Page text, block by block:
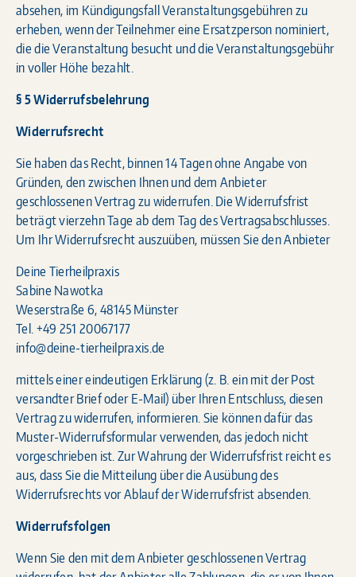
absehen, im Kündigungsfall Veranstaltungsgebühren zu
erheben, wenn der Teilnehmer eine Ersatzperson nominiert,
die die Veranstaltung besucht und die Veranstaltungsgebühr
in voller Höhe bezahlt.
§ 5 Widerrufsbelehrung
Widerrufsrecht
Sie haben das Recht, binnen 14 Tagen ohne Angabe von
Gründen, den zwischen Ihnen und dem Anbieter
geschlossenen Vertrag zu widerrufen. Die Widerrufsfrist
beträgt vierzehn Tage ab dem Tag des Vertragsabschlusses.
Um Ihr Widerrufsrecht auszuüben, müssen Sie den Anbieter
Deine Tierheilpraxis
Sabine Nawotka
Weserstraße 6, 48145 Münster
Tel. +49 251 20067177
info@deine-tierheilpraxis.de
mittels einer eindeutigen Erklärung (z. B. ein mit der Post
versandter Brief oder E-Mail) über Ihren Entschluss, diesen
Vertrag zu widerrufen, informieren. Sie können dafür das
Muster-Widerrufsformular verwenden, das jedoch nicht
vorgeschrieben ist. Zur Wahrung der Widerrufsfrist reicht es
aus, dass Sie die Mitteilung über die Ausübung des
Widerrufsrechts vor Ablauf der Widerrufsfrist absenden.
Widerrufsfolgen
Wenn Sie den mit dem Anbieter geschlossenen Vertrag